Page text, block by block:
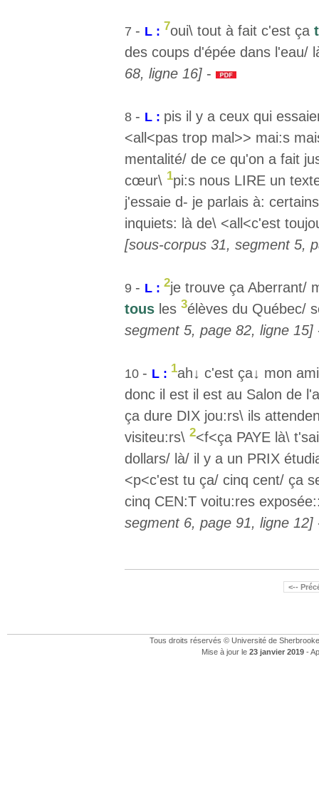
7 - L : 7oui\ tout à fait c'est ça
des coups d'épée dans l'eau/
68, ligne 16] -
8 - L : pis il y a ceux qui
<all<pas trop mal>> mai:s
mentalité/ de ce qu'on a fait
cœur\ 1pi:s nous LIRE un
j'essaie d- je parlais à:
inquiets: là de\ <all<c'est
[sous-corpus 31, segment 5,
9 - L : 2je trouve ça Aberrant/
tous les 3élèves du Québec/
segment 5, page 82, ligne 15]
10 - L : 1ah↓ c'est ça↓ mon
donc il est il est au Salon de
ça dure DIX jou:rs\ ils
visiteu:rs\ 2<f<ça PAYE là\
dollars/ là/ il y a un PRIX
<p<c'est tu ça/ cinq cent/ ça
cinq CEN:T voitu:res
segment 6, page 91, ligne 12]
<--
Tous droits réservés © Université de
Mise à jour le 23 janvier 2019-